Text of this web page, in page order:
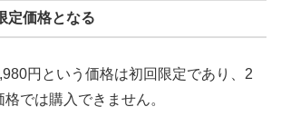
定価格となる
円という価格は初回限定であり、2
では購入できません。